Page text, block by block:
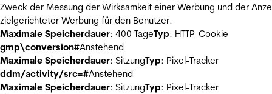
Zweck der Messung der Wirksamkeit einer Werbung und der
zielgerichteter Werbung für den Benutzer.
Maximale Speicherdauer: 400 TageTyp: HTTP-Cookie
gmp\conversion#Anstehend
Maximale Speicherdauer: SitzungTyp: Pixel-Tracker
ddm/activity/src=#Anstehend
Maximale Speicherdauer: SitzungTyp: Pixel-Tracker